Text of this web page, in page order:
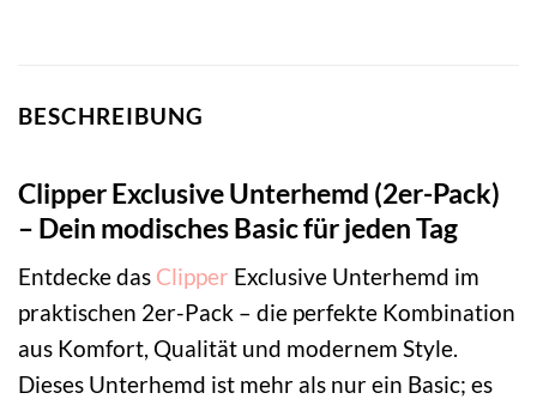
BESCHREIBUNG
Clipper Exclusive Unterhemd (2er-Pack)
– Dein modisches Basic für jeden Tag
Entdecke das Clipper Exclusive Unterhemd im
praktischen 2er-Pack – die perfekte Kombination
aus Komfort, Qualität und modernem Style.
Dieses Unterhemd ist mehr als nur ein Basic; es